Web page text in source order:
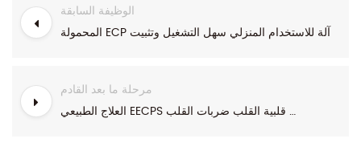
الوظيفة السابقة
المحمولة ECP آلة للاستخدام المنزلي سهل التشغيل وتثبيت
مرحلة ما بعد القادم
العلاج الطبيعي EECPS آلة قلبية القلب ضربات القلب